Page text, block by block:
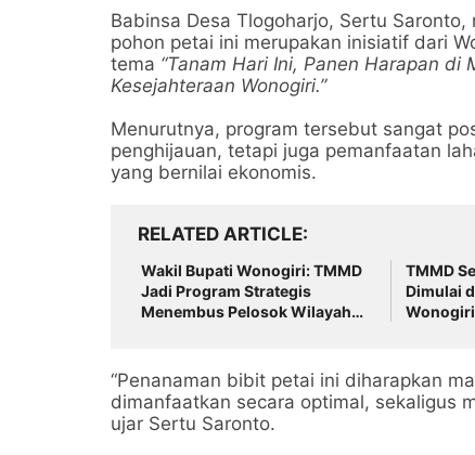
Babinsa Desa Tlogoharjo, Sertu
pohon petai ini merupakan inisiatif dari
tema “Tanam Hari Ini, Panen Harapan di
Kesejahteraan Wonogiri.”
Menurutnya, program tersebut sangat
penghijauan, tetapi juga pemanfaatan
yang bernilai ekonomis.
RELATED ARTICLE
Wakil Bupati Wonogiri: TMMD
Jadi Program Strategis
Menembus Pelosok Wilayah
TMMD
Dimulai
“Penanaman bibit petai ini diharapkan
dimanfaatkan secara optimal, sekaligus
ujar Sertu Saronto.